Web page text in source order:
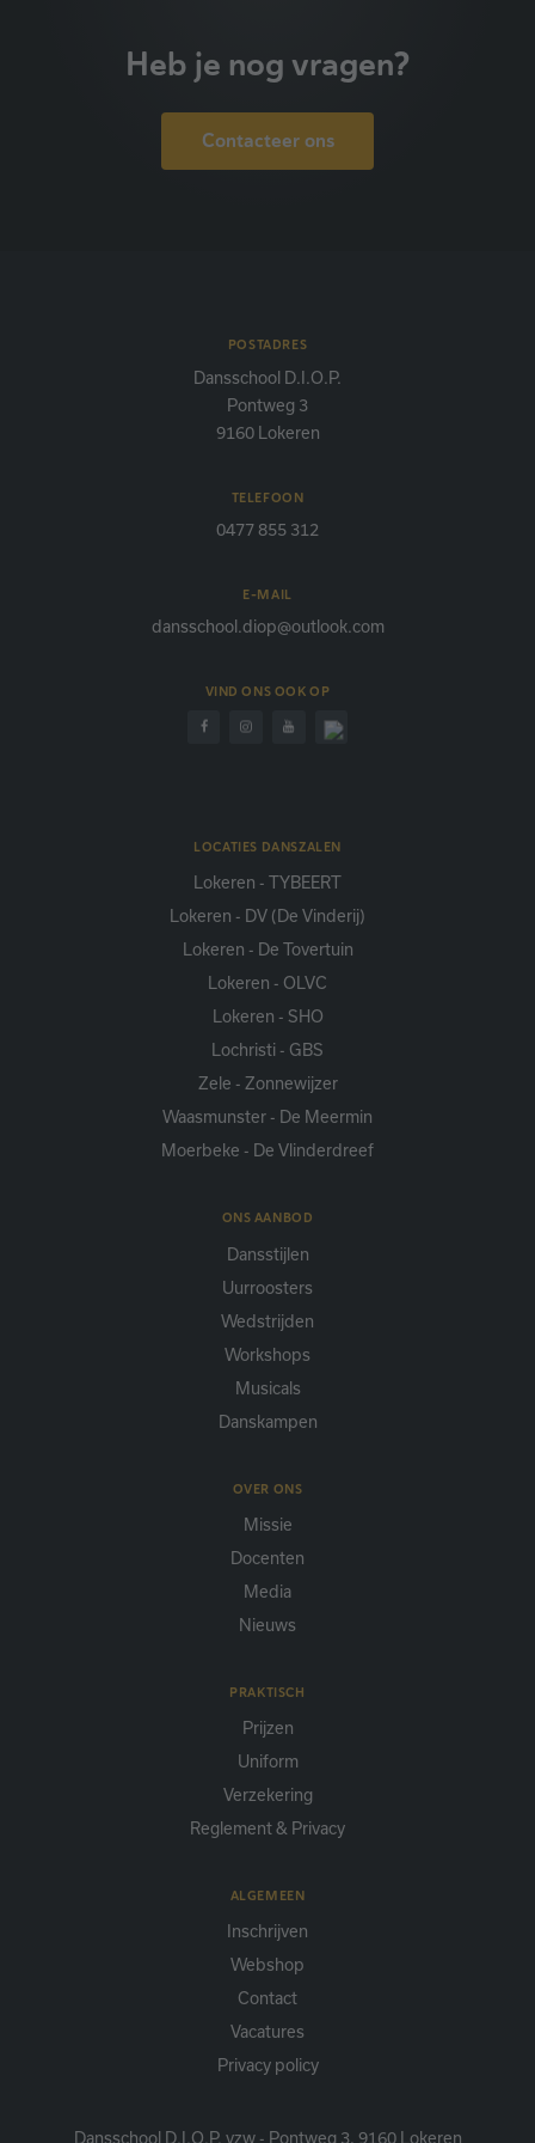
Heb je nog vragen?
Contacteer ons
POSTADRES
Dansschool D.I.O.P.
Pontweg 3
9160 Lokeren
TELEFOON
0477 855 312
E-MAIL
dansschool.diop@outlook.com
VIND ONS OOK OP
LOCATIES DANSZALEN
Lokeren - TYBEERT
Lokeren - DV (De Vinderij)
Lokeren - De Tovertuin
Lokeren - OLVC
Lokeren - SHO
Lochristi - GBS
Zele - Zonnewijzer
Waasmunster - De Meermin
Moerbeke - De Vlinderdreef
ONS AANBOD
Dansstijlen
Uurroosters
Wedstrijden
Workshops
Musicals
Danskampen
OVER ONS
Missie
Docenten
Media
Nieuws
PRAKTISCH
Prijzen
Uniform
Verzekering
Reglement & Privacy
ALGEMEEN
Inschrijven
Webshop
Contact
Vacatures
Privacy policy
Dansschool D.I.O.P. vzw - Pontweg 3, 9160 Lokeren